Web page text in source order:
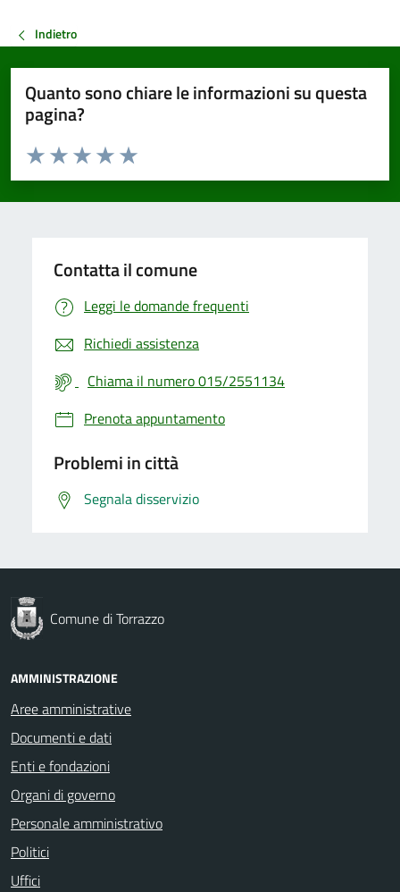
Indietro
Quanto sono chiare le informazioni su questa
pagina?
Valuta da 1 a 5 stelle la pagina
Valuta 5 stelle su 5
Valuta 4 stelle su 5
Valuta 3 stelle su 5
Valuta 2 stelle su 5
Valuta 1 stelle su 5
Contatta il comune
Leggi le domande frequenti
Richiedi assistenza
Chiama il numero 015/2551134
Prenota appuntamento
Problemi in città
Segnala disservizio
Comune di Torrazzo
AMMINISTRAZIONE
Aree amministrative
Documenti e dati
Enti e fondazioni
Organi di governo
Personale amministrativo
Politici
Uffici